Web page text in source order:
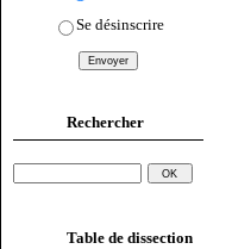
Se désinscrire
Rechercher
Table de dissection